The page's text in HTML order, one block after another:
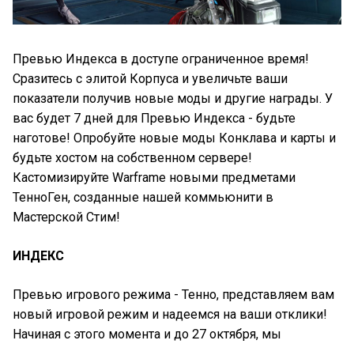
Превью Индекса в доступе ограниченное время!
Сразитесь с элитой Корпуса и увеличьте ваши
показатели получив новые моды и другие награды. У
вас будет 7 дней для Превью Индекса - будьте
наготове! Опробуйте новые моды Конклава и карты и
будьте хостом на собственном сервере!
Кастомизируйте Warframe новыми предметами
ТенноГен, созданные нашей коммьюнити в
Мастерской Стим!
ИНДЕКС
Превью игрового режима - Тенно, представляем вам
новый игровой режим и надеемся на ваши отклики!
Начиная с этого момента и до 27 октября, мы